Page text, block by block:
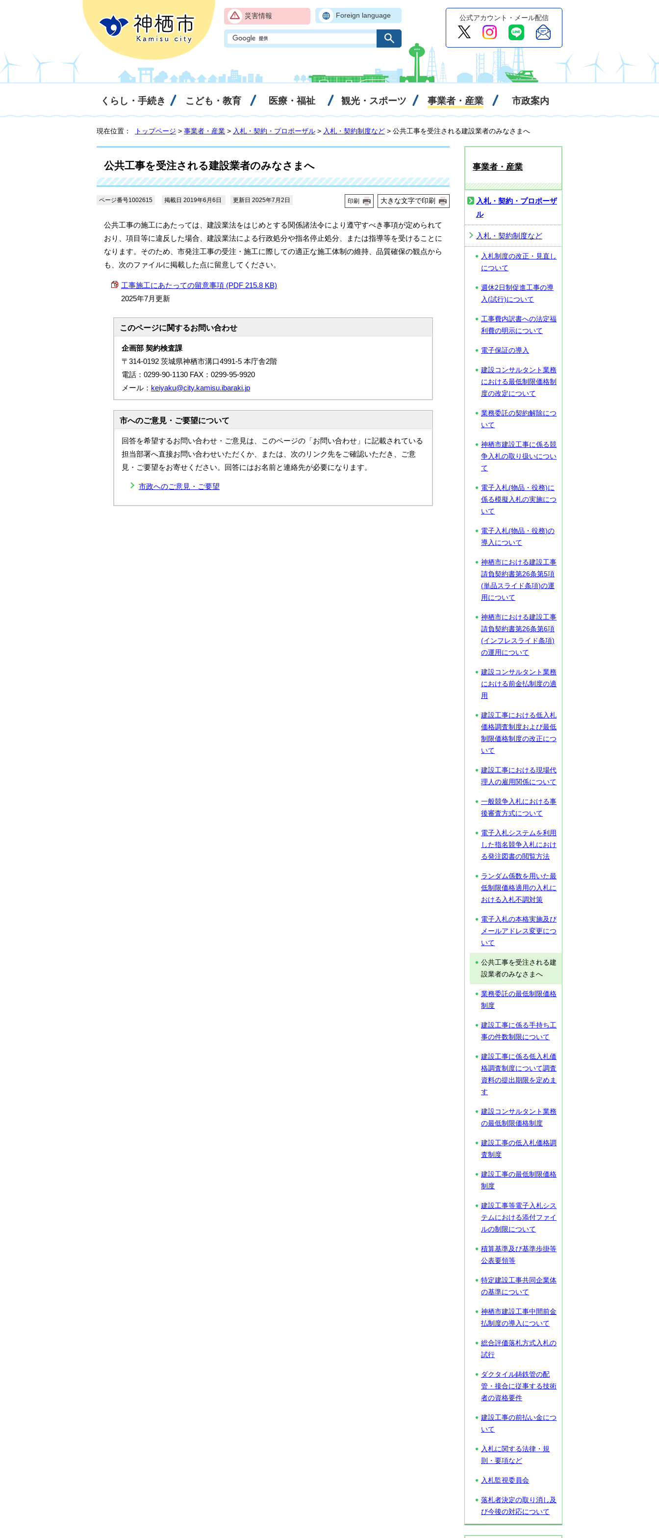
災害情報 Foreign language 公式アカウント・メール配信
くらし・手続き こども・教育 医療・福祉 観光・スポーツ 事業者・産業 市政案内
現在位置： トップページ > 事業者・産業 > 入札・契約・プロポーザル > 入札・契約制度など > 公共工事を受注される建設業者のみなさまへ
公共工事を受注される建設業者のみなさまへ
ページ番号1002615 掲載日 2019年6月6日 更新日 2025年7月2日 印刷 大きな文字で印刷
公共工事の施工にあたっては、建設業法をはじめとする関係諸法令により遵守すべき事項が定められて
おり、項目等に違反した場合、建設業法による行政処分や指名停止処分、または指導等を受けることに
なります。そのため、市発注工事の受注・施工に際しての適正な施工体制の維持、品質確保の観点から
も、次のファイルに掲載した点に留意してください。
工事施工にあたっての留意事項 (PDF 215.8 KB)
2025年7月更新
このページに関するお問い合わせ
企画部 契約検査課
〒314-0192 茨城県神栖市溝口4991-5 本庁舎2階
電話：0299-90-1130 FAX：0299-95-9920
メール： keiyaku@city.kamisu.ibaraki.jp
市へのご意見・ご要望について
回答を希望するお問い合わせ・ご意見は、このページの「お問い合わせ」に記載されている
担当部署へ直接お問い合わせいただくか、または、次のリンク先をご確認いただき、ご意
見・ご要望をお寄せください。回答にはお名前と連絡先が必要になります。
市政へのご意見・ご要望
事業者・産業
入札・契約・プロポーザ
ル
入札・契約制度など
入札制度の改正・見直し
について
週休2日制促進工事の導
入(試行)について
工事費内訳書への法定福
利費の明示について
電子保証の導入
建設コンサルタント業務
における最低制限価格制
度の改定について
業務委託の契約解除につ
いて
神栖市建設工事に係る競
争入札の取り扱いについ
て
電子入札(物品・役務)に
係る模擬入札の実施につ
いて
電子入札(物品・役務)の
導入について
神栖市における建設工事
請負契約書第26条第5項
(単品スライド条項)の運
用について
神栖市における建設工事
請負契約書第26条第6項
(インフレスライド条項)
の運用について
建設コンサルタント業務
における前金払制度の適
用
建設工事における低入札
価格調査制度および最低
制限価格制度の改正につ
いて
建設工事における現場代
理人の雇用関係について
一般競争入札における事
後審査方式について
電子入札システムを利用
した指名競争入札におけ
る発注図書の閲覧方法
ランダム係数を用いた最
低制限価格適用の入札に
おける入札不調対策
電子入札の本格実施及び
メールアドレス変更につ
いて
公共工事を受注される建
設業者のみなさまへ
業務委託の最低制限価格
制度
建設工事に係る手持ち工
事の件数制限について
建設工事に係る低入札価
格調査制度について調査
資料の提出期限を定めま
す
建設コンサルタント業務
の最低制限価格制度
建設工事の低入札価格調
査制度
建設工事の最低制限価格
制度
建設工事等電子入札シス
テムにおける添付ファイ
ルの制限について
積算基準及び基準歩掛等
公表要領等
特定建設工事共同企業体
の基準について
神栖市建設工事中間前金
払制度の導入について
総合評価落札方式入札の
試行
ダクタイル鋳鉄管の配
管・接合に従事する技術
者の資格要件
建設工事の前払い金につ
いて
入札に関する法律・規
則・要項など
入札監視委員会
落札者決定の取り消し及
び今後の対応について